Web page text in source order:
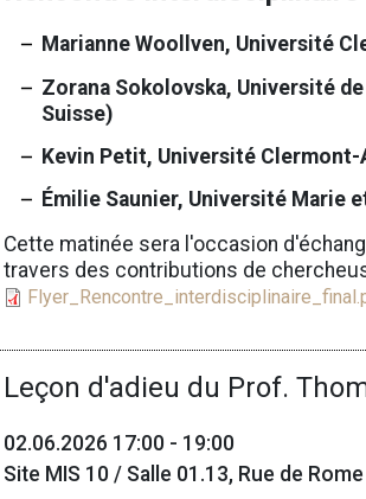
Marianne Woollven, Université
Zorana Sokolovska, Université
Suisse)
Kevin Petit, Université Clermont-
Émilie Saunier, Université Marie
Cette matinée sera l'occasion
travers des contributions de
Leçon d'adieu du Prof.
02.06.2026 17:00 - 19:00
Site MIS 10 / Salle 01.13, Rue de